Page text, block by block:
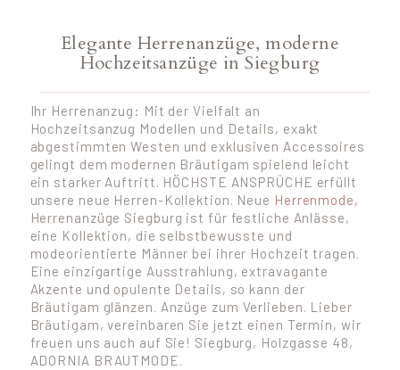
Elegante Herrenanzüge, moderne
Hochzeitsanzüge in Siegburg
Ihr Herrenanzug: Mit der Vielfalt an
Hochzeitsanzug Modellen und Details, exakt
abgestimmten Westen und exklusiven Accessoires
gelingt dem modernen Bräutigam spielend leicht
ein starker Auftritt. HÖCHSTE ANSPRÜCHE erfüllt
unsere neue Herren-Kollektion. Neue Herrenmode,
Herrenanzüge Siegburg ist für festliche Anlässe,
eine Kollektion, die selbstbewusste und
modeorientierte Männer bei ihrer Hochzeit tragen.
Eine einzigartige Ausstrahlung, extravagante
Akzente und opulente Details, so kann der
Bräutigam glänzen. Anzüge zum Verlieben. Lieber
Bräutigam, vereinbaren Sie jetzt einen Termin, wir
freuen uns auch auf Sie! Siegburg, Holzgasse 48,
ADORNIA BRAUTMODE.